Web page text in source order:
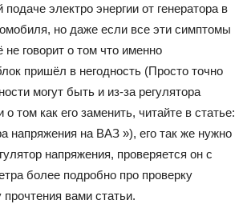
подаче электро энергии от генератора в
но даже если все эти симптомы
не говорит о том что именно
пришёл в негодность (Просто точно
могут быть и из-за регулятора
о том как его заменить, читайте в статье:
напряжения на ВАЗ »), его так же нужно
напряжения, проверяется он с
более подробно про проверку
вами статьи.